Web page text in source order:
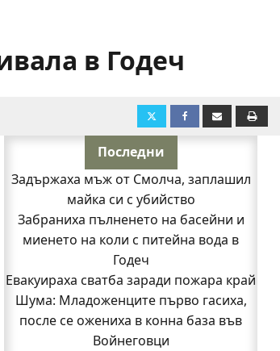
в Годеч
Последни
Задържаха мъж от Смолча, заплашил
майка си с убийство
Забраниха пълненето на басейни и
миенето на коли с питейна вода в
Годеч
Евакуираха сватба заради пожара край
Шума: Младоженците първо гасиха,
после се ожениха в конна база във
Войнеговци